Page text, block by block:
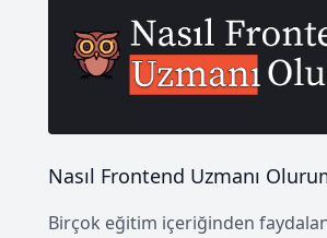
Nasıl Frontend Uzmanı
Birçok eğitim içeriğinden